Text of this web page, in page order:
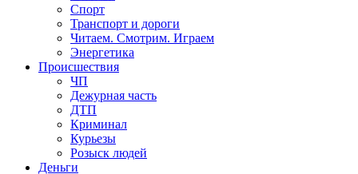
Спорт
Транспорт и дороги
Читаем. Смотрим. Играем
Энергетика
Происшествия
ЧП
Дежурная часть
ДТП
Криминал
Курьезы
Розыск людей
Деньги